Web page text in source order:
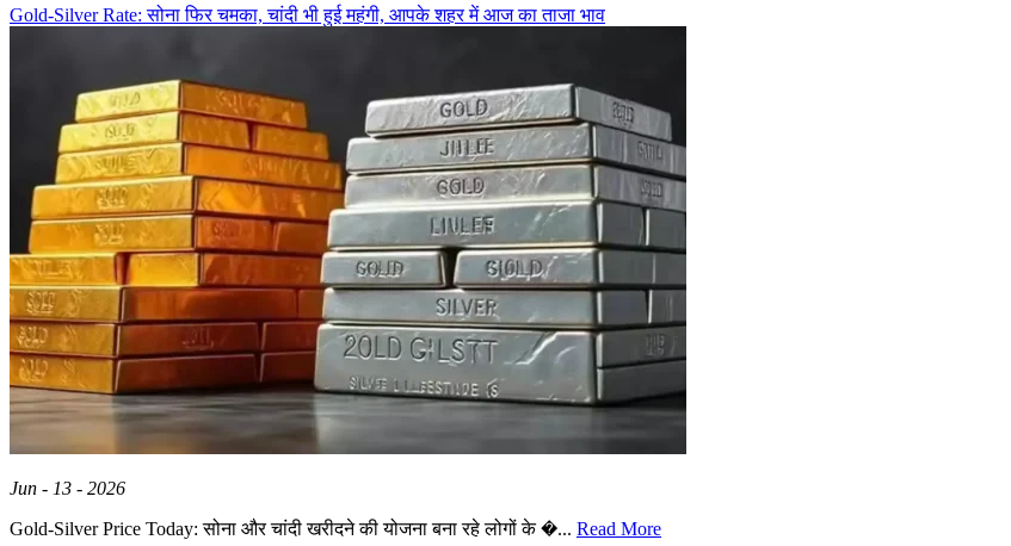
Gold-Silver Rate: सोना फिर चमका, चांदी भी हुई महंगी, आपके शहर में आज का ताजा भाव
Jun - 13 - 2026
Gold-Silver Price Today: सोना और चांदी खरीदने की योजना बना रहे लोगों के �... Read More